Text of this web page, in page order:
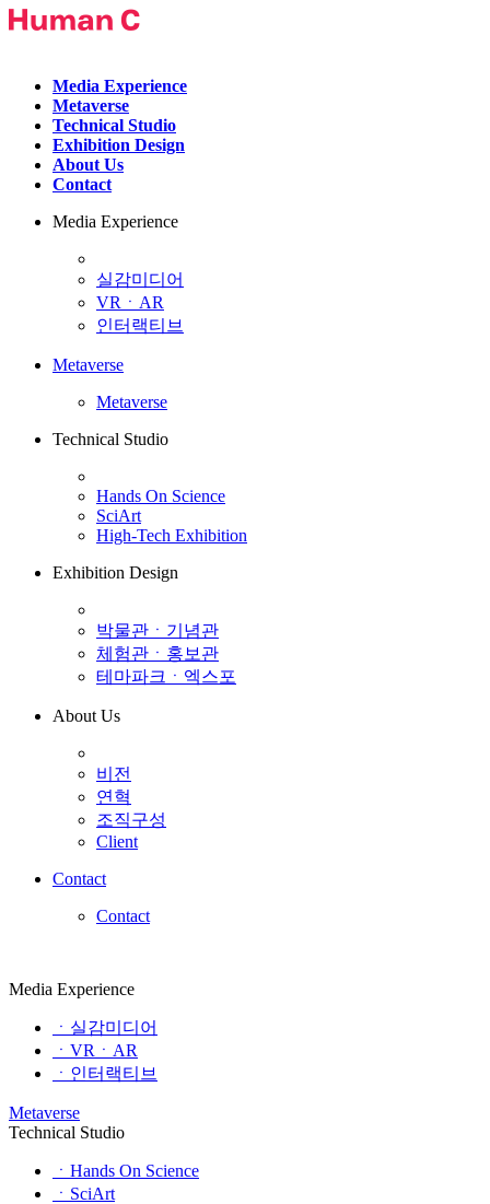
Media Experience
Metaverse
Technical Studio
Exhibition Design
About Us
Contact
Media Experience
실감미디어
VRㆍAR
인터랙티브
Metaverse
Metaverse
Technical Studio
Hands On Science
SciArt
High-Tech Exhibition
Exhibition Design
박물관ㆍ기념관
체험관ㆍ홍보관
테마파크ㆍ엑스포
About Us
비전
연혁
조직구성
Client
Contact
Contact
Media Experience
ㆍ실감미디어
ㆍVRㆍAR
ㆍ인터랙티브
Metaverse
Technical Studio
ㆍHands On Science
ㆍSciArt